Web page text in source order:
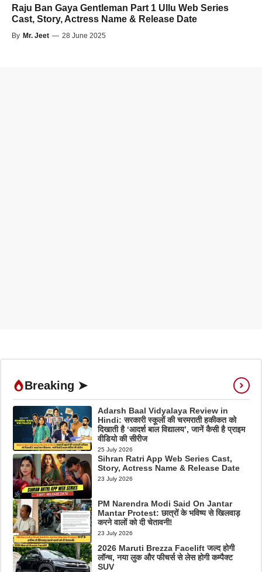
Raju Ban Gaya Gentleman Part 1 Ullu Web Series
Cast, Story, Actress Name & Release Date
By Mr. Jeet — 28 June 2025
Breaking ➤
Adarsh Baal Vidyalaya Review in
Hindi: सरकारी स्कूलों की चरमराती हकीकत को
दिखाती है ‘आदर्श बाल विद्यालय’, जानें कैसी है प्राइम
वीडियो की सीरीज
25 July 2026
Sihran Ratri App Web Series Cast,
Story, Actress Name & Release Date
23 July 2026
PM Narendra Modi Said On Jantar
Mantar Protest: छात्रों के भविष्य से खिलवाड़
करने वालों को दी चेतावनी!
23 July 2026
2026 Maruti Brezza Facelift जल्द होगी
लॉन्च, नया लुक और फीचर्स से लेस होगी कम्पैक्ट
SUV